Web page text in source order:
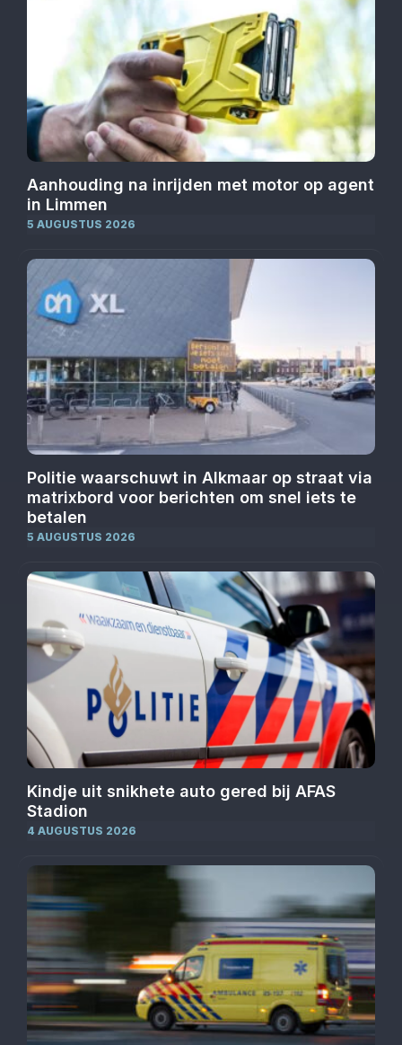
Aanhouding na inrijden met motor op agent
in Limmen
5 AUGUSTUS 2026
Politie waarschuwt in Alkmaar op straat via
matrixbord voor berichten om snel iets te
betalen
5 AUGUSTUS 2026
Kindje uit snikhete auto gered bij AFAS
Stadion
4 AUGUSTUS 2026